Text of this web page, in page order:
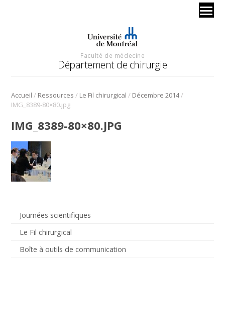
Faculté de médecine
Département de chirurgie
Accueil / Ressources / Le Fil chirurgical / Décembre 2014/
IMG_8389-80×80.jpg
Journées scientifiques
Le Fil chirurgical
Boîte à outils de communication
IMG_8389-80×80.JPG